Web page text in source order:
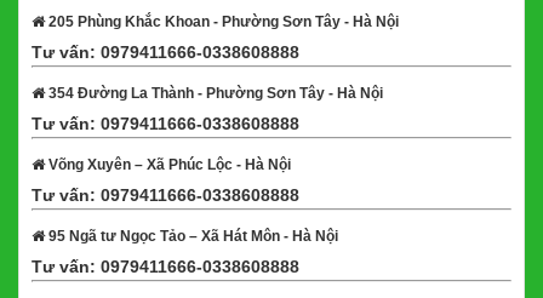
205 Phùng Khắc Khoan - Phường Sơn Tây - Hà Nội
Tư vấn: 0979411666-0338608888
354 Đường La Thành - Phường Sơn Tây - Hà Nội
Tư vấn: 0979411666-0338608888
Võng Xuyên – Xã Phúc Lộc - Hà Nội
Tư vấn: 0979411666-0338608888
95 Ngã tư Ngọc Tảo – Xã Hát Môn - Hà Nội
Tư vấn: 0979411666-0338608888